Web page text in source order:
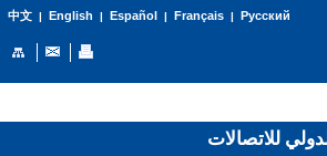
中文| English | Español | Français| Русский
للاتصالات